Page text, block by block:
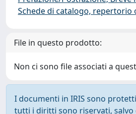
Schede di catalogo, repertorio
File in questo prodotto:
Non ci sono file associati a
I documenti in IRIS sono
tutti i diritti sono riservati, salvo